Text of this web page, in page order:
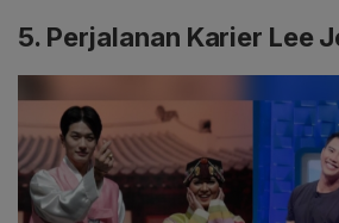
5. Perjalanan Karier Lee